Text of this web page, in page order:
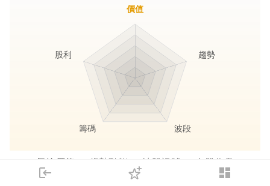
login dashboard
下單
長線價值 趨勢動能 波段訊號 存股收息
價值
趨勢
波段
籌碼
股利